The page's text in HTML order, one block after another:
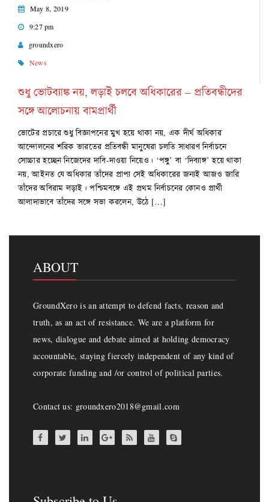
May 8, 2019
9:27 pm
groundxero
News
শুধু ভোটব্যাঙ্ক নয়, লড়াই চলবে অধিকারের – প্রতিবন্ধীদের
সঙ্গে আলোচনায় বামপ্রার্থী
ভোটের প্রচারে শুধু বিজ্ঞাপনের মুখ হয়ে থাকা নয়, এক দীর্ঘ অধিকার
আন্দোলনের শরিক ভারতের প্রতিবন্ধী মানুষেরা চলতি সাধারণ নির্বাচনে
সোচ্চার হচ্ছেন নিজেদের দাবি-দাওয়া নিয়েও। ‘পঙ্গু’ বা ‘দিব্যাঙ্গ’ হয়ে থাকা
নয়, আইনত যে অধিকার তাঁদের প্রাপ্য সেই অধিকারের জন্যই আজও জারি
তাঁদের অবিরাম লড়াই। পশ্চিমবঙ্গে এই প্রথম নির্বাচনের কোনও প্রার্থী
আলাদাভাবে তাঁদের সঙ্গে সভা করলেন, উঠে […]
ABOUT
GroundXero is an attempt to defend facts, reason and
truth, as an act of resistance. We are a platform for
news, dialogue and debate aimed at holding democracy
accountable, staying fiercely independent of any kind of
corporate funding and /or control of political parties.
Contact us: groundxero2018@gmail.com